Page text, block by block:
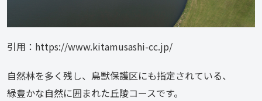
引用：https://www.kitamusashi-cc.jp/
自然林を多く残し、鳥獣保護区にも指定されている、
緑豊かな自然に囲まれた丘陵コースです。